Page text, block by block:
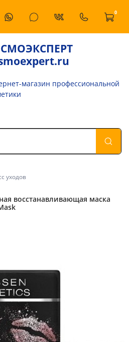
0
магазин профессиональной
уходов
восстанавливающая маска